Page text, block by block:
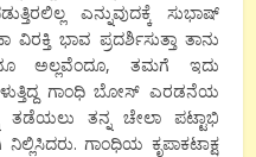
ಎನ್ನುವುದಕ್ಕೆ ಸುಭಾಷ್
ಭಾವ ಪ್ರದರ್ಶಿಸುತ್ತಾ ತಾನು
ಅಲ್ಲವೆಂದೂ, ತಮಗೆ ಇದು
ಗಾಂಧಿ ಬೋಸ್ ಎರಡನೆಯ
ತಡೆಯಲು ತನ್ನ ಚೇಲಾ ಪಟ್ಟಾಭಿ
ಗಾಂಧಿಯ ಕೃಪಾಕಟಾಕ್ಷ